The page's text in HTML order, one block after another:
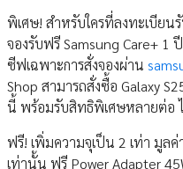
พิเศษ! สำหรับใครที่ลงทะเบีย
จองรับฟรี Samsung Care+ 1
ซีฟเฉพาะการสั่งจองผ่าน
Shop สามารถสั่งซื้อ Galaxy
นี้ พร้อมรับสิทธิพิเศษหลายต่อ
ฟรี! เพิ่มความจุเป็น 2 เท่า มูล
เท่านั้น ฟรี Power Adapter